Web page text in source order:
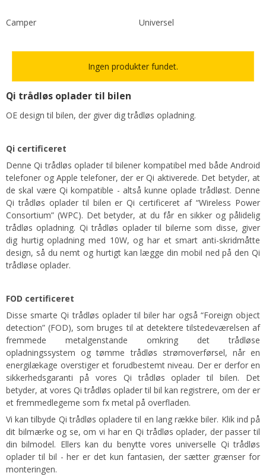
Camper Universel
Ingen produkter fundet.
Qi trådløs oplader til bilen
OE design til bilen, der giver dig trådløs opladning.
Qi certificeret
Denne Qi trådløs oplader til bilener kompatibel med både Android
telefoner og Apple telefoner, der er Qi aktiverede. Det betyder, at
de skal være Qi kompatible - altså kunne oplade trådløst. Denne
Qi trådløs oplader til bilen er Qi certificeret af “Wireless Power
Consortium” (WPC). Det betyder, at du får en sikker og pålidelig
trådløs opladning. Qi trådløs oplader til bilerne som disse, giver
dig hurtig opladning med 10W, og har et smart anti-skridmåtte
design, så du nemt og hurtigt kan lægge din mobil ned på den Qi
trådløse oplader.
FOD certificeret
Disse smarte Qi trådløs oplader til biler har også “Foreign object
detection” (FOD), som bruges til at detektere tilstedeværelsen af
fremmede metalgenstande omkring det trådløse
opladningssystem og tømme trådløs strømoverførsel, når en
energilækage overstiger et forudbestemt niveau. Der er derfor en
sikkerhedsgaranti på vores Qi trådløs oplader til bilen. Det
betyder, at vores Qi trådløs oplader til bil kan registrere, om der er
et fremmedlegeme som fx metal på overfladen.
Vi kan tilbyde Qi trådløs opladere til en lang række biler. Klik ind på
dit bilmærke og se, om vi har en Qi trådløs oplader, der passer til
din bilmodel. Ellers kan du benytte vores universelle Qi trådløs
oplader til bil - her er det kun fantasien, der sætter grænser for
monteringen.